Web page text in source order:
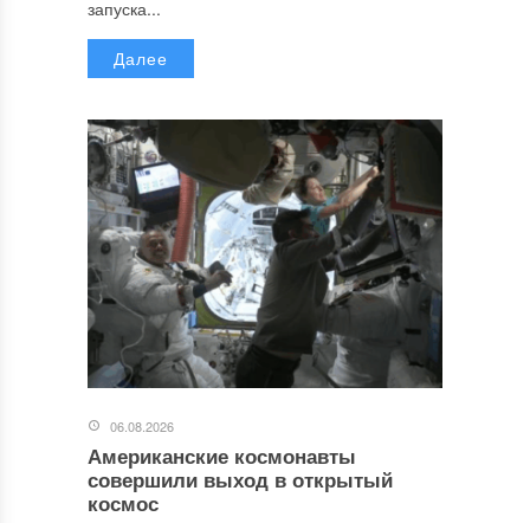
запуска...
Далее
06.08.2026
Американские космонавты
совершили выход в открытый
космос